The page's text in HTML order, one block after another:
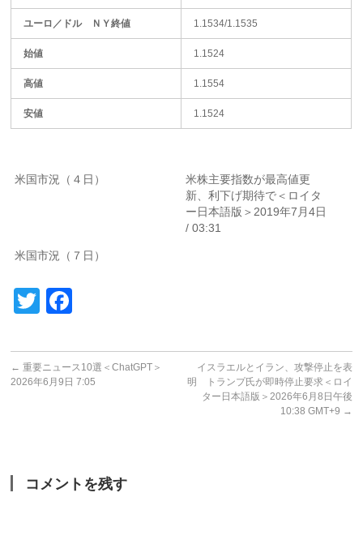
ユーロ／ドル ＮＹ終値 1.1534/1.1535
始値 1.1524
高値 1.1554
安値 1.1524
米国市況（４日）
米株主要指数が最高値更
新、利下げ期待で＜ロイタ
ー日本語版＞2019年7月4日
/ 03:31
米国市況（７日）
Twitter
← 重要ニュース10選＜ChatGPT＞
2026年6月9日 7:05
イスラエルとイラン、攻撃停止を表
明 トランプ氏が即時停止要求＜ロイ
ター日本語版＞2026年6月8日午後
10:38 GMT+9 →
コメントを残す